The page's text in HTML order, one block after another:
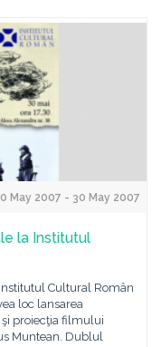
May 2007 - 30 May 2007
la Institutul
Cultural Român
loc lansarea
proiecţia filmului
Muntean. Dublul